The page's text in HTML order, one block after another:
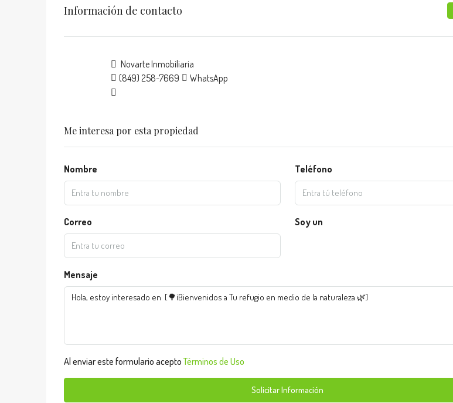
Información de contacto
Novarte Inmobiliaria
(849) 258-7669
WhatsApp
Me interesa por esta propiedad
Nombre Teléfono
Correo Soy un
Mensaje
Al enviar este formulario aceptoTérminos de Uso
Solicitar Información